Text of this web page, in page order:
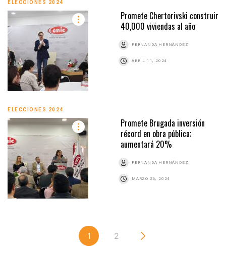
ELECCIONES 2024
Promete Chertorivski construir
40,000 viviendas al año
FERNANDA HERNÁNDEZ
ABRIL 11, 2024
ELECCIONES 2024
Promete Brugada inversión
récord en obra pública;
aumentará 20%
FERNANDA HERNÁNDEZ
MARZO 26, 2024
1 2